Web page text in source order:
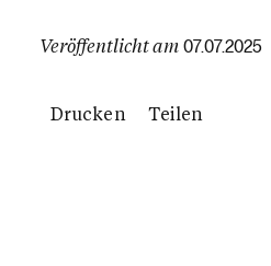
Veröffentlicht am 07.07.2025
Drucken Teilen